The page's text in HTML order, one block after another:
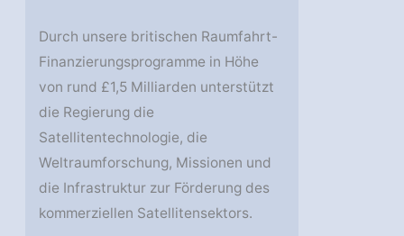
Durch unsere britischen Raumfahrt-
Finanzierungsprogramme in Höhe
von rund £1,5 Milliarden unterstützt
die Regierung die
Satellitentechnologie, die
Weltraumforschung, Missionen und
die Infrastruktur zur Förderung des
kommerziellen Satellitensektors.